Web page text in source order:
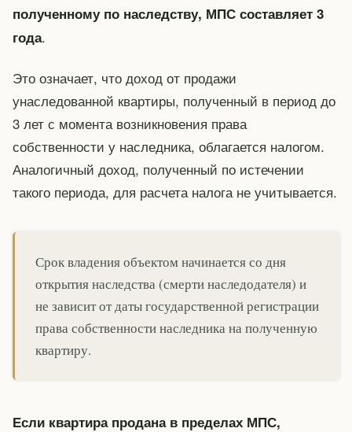
полученному по наследству, МПС составляет 3
года.
Это означает, что доход от продажи
унаследованной квартиры, полученный в период до
3 лет с момента возникновения права
собственности у наследника, облагается налогом.
Аналогичный доход, полученный по истечении
такого периода, для расчета налога не учитывается.
Срок владения объектом начинается со дня
открытия наследства (смерти наследодателя) и
не зависит от даты государственной регистрации
права собственности наследника на полученную
квартиру.
Если квартира продана в пределах МПС,